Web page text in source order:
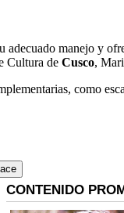
adecuado manejo y
Cultura de Cusco,
como